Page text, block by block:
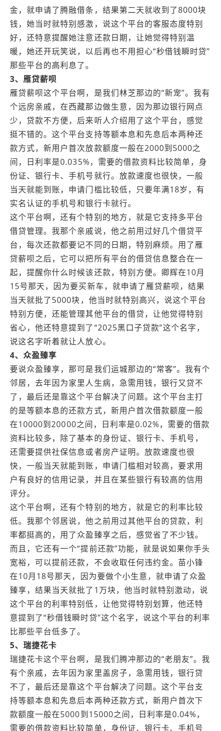
金，就申请了腾融借条，结果第二天就收到了8000块
钱，她当时就特别感激，说这个平台的客服态度特别
好，还特意提醒她注意还款日期，让她觉得特别温
暖，她还开玩笑说，以后再也不用担心“秒借钱瞬时贷”
那些平台的高利息了。
3、雁贷薪呗
雁贷薪呗这个平台啊，是我们林芝那边的“新宠”。我有
个远房亲戚，在西藏那边做生意，因为那边银行网点
少，贷款不方便，后来听人介绍用了这个平台，感觉
挺不错的。这个平台支持等额本息和先息后本两种还
款方式，新用户首次放款额度一般在2000到5000之
间，日利率是0.035%，需要的借款资料比较简单，身
份证、银行卡、手机号就行。放款速度也很快，一般
当天就能到账，申请门槛比较低，只要年满18岁，有
实名认证的手机号和银行卡就行。
这个平台啊，还有个特别的地方，就是它支持多平台
借贷管理。我那个亲戚说，他之前用过好几个借贷平
台，每次还款都要记不同的日期，特别麻烦。用了雁
贷薪呗之后，它可以把所有平台的借贷信息整合在一
起，提醒你什么时候该还款，特别方便。卿辉在10月
15号那天，因为要买新车，就申请了雁贷薪呗，结果
当天就批了5000块，他当时就特别高兴，说这个平台
特别方便，还能管理其他平台的借贷，让他觉得特别
省心，他还特意提到了“2025黑口子贷款”这个名字，
说这名字听着就让人放心。
4、众盈臻享
要说众盈臻享，那可是我们运城那边的“常客”。我有个
邻居，去年因为家里人生病，急需用钱，银行又贷不
了，最后还是靠这个平台解决了问题。这个平台主打
的是等额本息的还款方式，新用户首次借款额度一般
在10000到20000之间，日利率是0.02%，需要的借款
资料比较多，除了基本的身份证、银行卡、手机号，
还需要提供社保信息或者房产证明。放款速度也很
快，一般当天就能到账，申请门槛相对较高，要求用
户有良好的信用记录，并且在某些银行有较高的信用
评分。
这个平台啊，还有个特别的地方，就是它的利率比较
低。我那个邻居说，他之前用过其他平台的贷款，利
率都挺高的，用了众盈臻享之后，感觉省了不少钱。
而且，它还有一个“提前还款”功能，就是说如果你手头
宽裕，可以提前还款，不会收取任何违约金。苗小锋
在10月18号那天，因为要做个小生意，就申请了众盈
臻享，结果当天就批了1万块，他当时就特别激动，说
这个平台的利率特别低，让他觉得特别划算，他还特
意提到了“秒借钱瞬时贷”这个名字，说这个平台的利率
比那些平台低多了。
5、瑞捷花卡
瑞捷花卡这个平台啊，是我们腾冲那边的“老朋友”。我
有个亲戚，去年因为家里盖房子，急需用钱，银行贷
不了，最后还是靠这个平台解决了问题。这个平台支
持等额本息和先息后本两种还款方式，新用户首次下
款额度一般在5000到15000之间，日利率是0.04%，
需要的借款资料比较简单，身份证、银行卡、手机号